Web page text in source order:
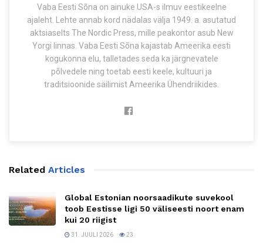
Vaba Eesti Sõna on ainuke USA-s ilmuv eestikeelne
ajaleht. Lehte annab kord nädalas välja 1949. a. asutatud
aktsiaselts The Nordic Press, mille peakontor asub New
Yorgi linnas. Vaba Eesti Sõna kajastab Ameerika eesti
kogukonna elu, talletades seda ka järgnevatele
põlvedele ning toetab eesti keele, kultuuri ja
traditsioonide säilimist Ameerika Ühendriikides.
Related Articles
Global Estonian noorsaadikute suvekool
toob Eestisse ligi 50 väliseesti noort enam
kui 20 riigist
31. JUULI 2026 23